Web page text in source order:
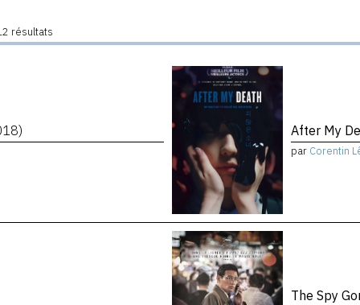
résultats
After My
par Corentin
The Spy